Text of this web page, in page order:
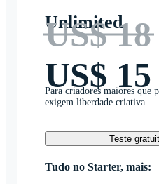
Unlimited
US$ 18
US$ 15
Para criadores maiores que
exigem liberdade criativa
Teste
Tudo no Starter, mais: